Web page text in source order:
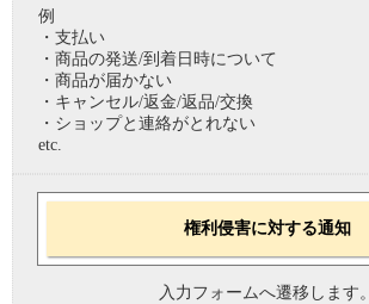
例
・支払い
・商品の発送/到着日時について
・商品が届かない
・キャンセル/返金/返品/交換
・ショップと連絡がとれない
etc.
権利侵害に対する通知
入力フォームへ遷移します。